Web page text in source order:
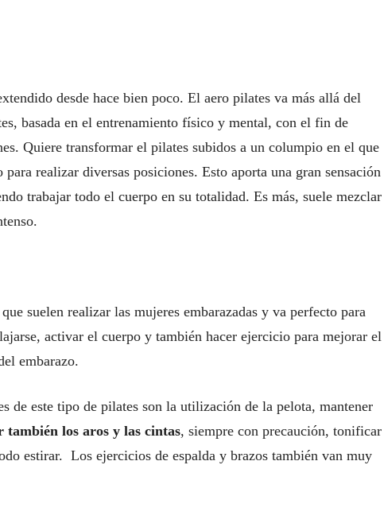
desde hace bien poco. El aero pilates va más allá del
basada en el entrenamiento físico y mental, con el fin de
Quiere transformar el pilates subidos a un columpio en el que
para realizar diversas posiciones. Esto aporta una gran sensación
trabajar todo el cuerpo en su totalidad. Es más, suele mezclar
suelen realizar las mujeres embarazadas y va perfecto para
activar el cuerpo y también hacer ejercicio para mejorar el
embarazo.
de este tipo de pilates son la utilización de la pelota, mantener
también los aros y las cintas, siempre con precaución, tonificar
estirar. Los ejercicios de espalda y brazos también van muy